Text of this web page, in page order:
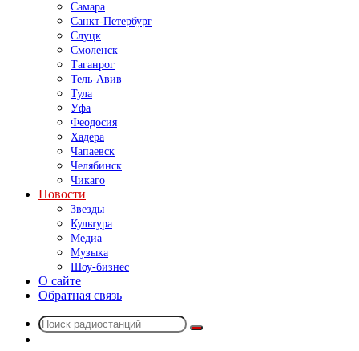
Самара
Санкт-Петербург
Слуцк
Смоленск
Таганрог
Тель-Авив
Тула
Уфа
Феодосия
Хадера
Чапаевск
Челябинск
Чикаго
Новости
Звезды
Культура
Медиа
Музыка
Шоу-бизнес
О сайте
Обратная связь
Поиск